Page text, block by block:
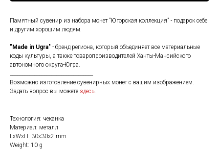
Памятный сувенир из набора монет "Югорская коллекция" - подарок себе
и другим хорошим людям.
"Made in Ugra" - бренд региона, который объединяет все материальные
коды культуры, а также товаропроизводителей Ханты-Мансийского
автономного округа-Югра.
Возможно изготовление сувенирных монет с вашим изображением.
Задать вопрос вы можете здесь
Технология: чеканка
Материал: металл
LxWxH: 30x30x2 mm
Weight: 10 g